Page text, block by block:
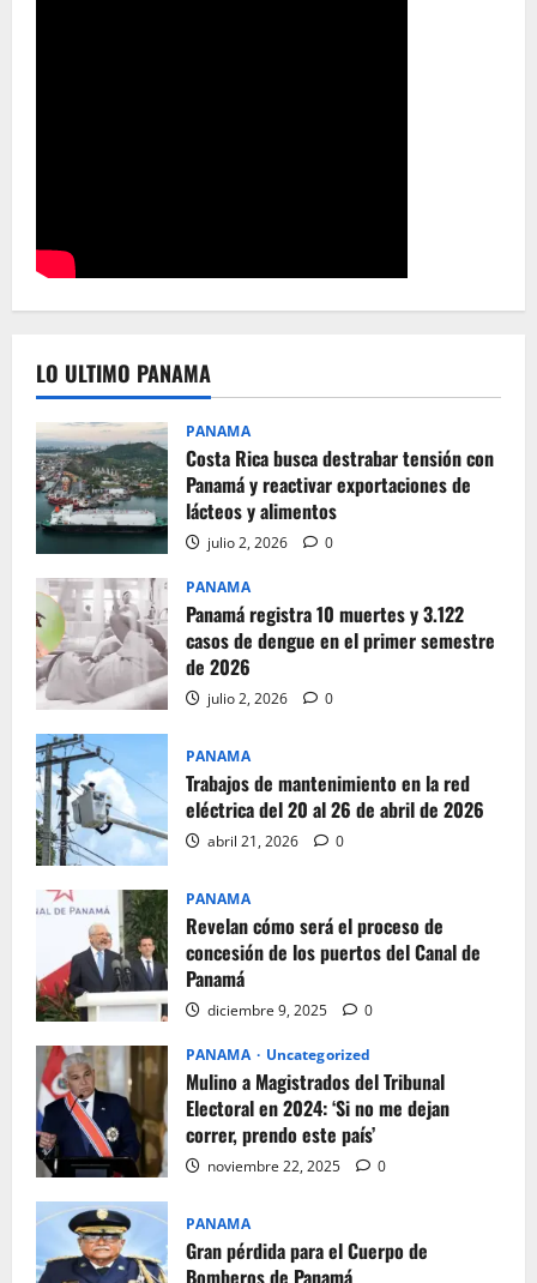
LO ULTIMO PANAMA
PANAMA
Costa Rica busca destrabar tensión con
Panamá y reactivar exportaciones de
lácteos y alimentos
julio 2, 2026 0
PANAMA
Panamá registra 10 muertes y 3.122
casos de dengue en el primer semestre
de 2026
julio 2, 2026 0
PANAMA
Trabajos de mantenimiento en la red
eléctrica del 20 al 26 de abril de 2026
abril 21, 2026 0
PANAMA
Revelan cómo será el proceso de
concesión de los puertos del Canal de
Panamá
diciembre 9, 2025 0
PANAMA Uncategorized
Mulino a Magistrados del Tribunal
Electoral en 2024: ‘Si no me dejan
correr, prendo este país’
noviembre 22, 2025 0
PANAMA
Gran pérdida para el Cuerpo de
Bomberos de Panamá